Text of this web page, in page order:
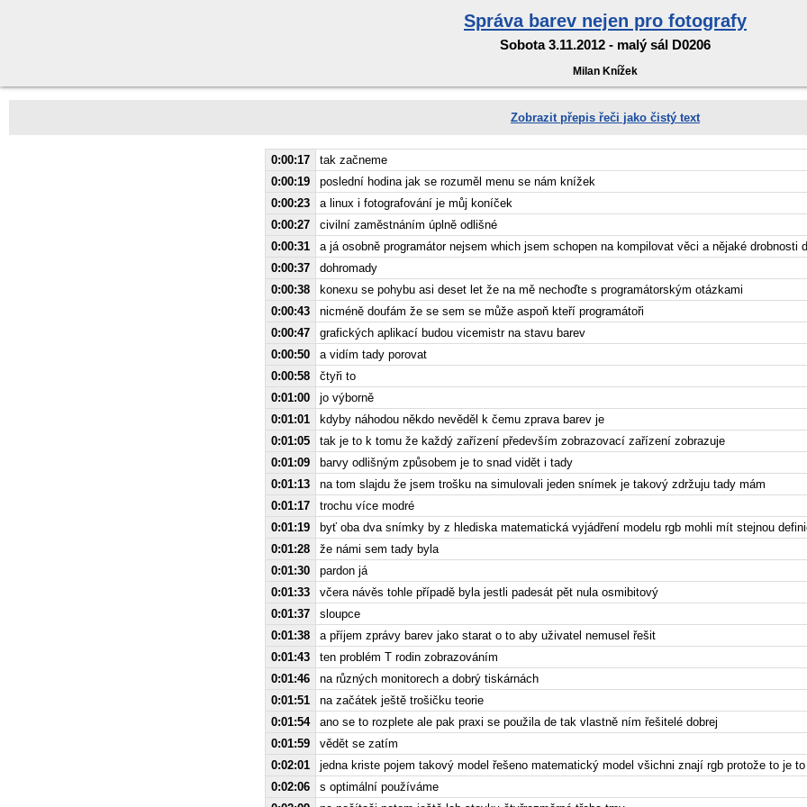
Správa barev nejen pro fotografy
Sobota 3.11.2012 - malý sál D0206
Milan Knížek
Zobrazit přepis řeči jako čistý text
0:00:17
tak začneme
0:00:19
poslední hodina jak se rozuměl menu se nám knížek
0:00:23
a linux i fotografování je můj koníček
0:00:27
civilní zaměstnáním úplně odlišné
0:00:31
a já osobně programátor nejsem which jsem schopen na kompilovat věci a nějaké drobnosti
0:00:37
dohromady
0:00:38
konexu se pohybu asi deset let že na mě nechoďte s programátorským otázkami
0:00:43
nicméně doufám že se sem se může aspoň kteří programátoři
0:00:47
grafických aplikací budou vicemistr na stavu barev
0:00:50
a vidím tady porovat
0:00:58
čtyři to
0:01:00
jo výborně
0:01:01
kdyby náhodou někdo nevěděl k čemu zprava barev je
0:01:05
tak je to k tomu že každý zařízení především zobrazovací zařízení zobrazuje
0:01:09
barvy odlišným způsobem je to snad vidět i tady
0:01:13
na tom slajdu že jsem trošku na simulovali jeden snímek je takový zdržuju tady mám
0:01:17
trochu více modré
0:01:19
byť oba dva snímky by z hlediska matematická vyjádření modelu rgb mohli mít stejnou
0:01:28
že námi sem tady byla
0:01:30
pardon já
0:01:33
včera návěs tohle případě byla jestli padesát pět nula osmibitový
0:01:37
sloupce
0:01:38
a příjem zprávy barev jako starat o to aby uživatel nemusel řešit
0:01:43
ten problém T rodin zobrazováním
0:01:46
na různých monitorech a dobrý tiskárnách
0:01:51
na začátek ještě trošičku teorie
0:01:54
ano se to rozplete ale pak praxi se použila de tak vlastně ním řešitelé dobrej
0:01:59
vědět se zatím
0:02:01
jedna kriste pojem takový model řešeno matematický model všichni znají rgb protože to je to
0:02:06
s optimální používáme